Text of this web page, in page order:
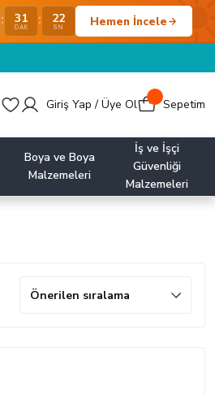
: 31
DAK : 21
SN Hemen İncele
Giriş Yap / Üye Ol Sepetim
Boya ve Boya
Malzemeleri
İş ve İşçi
Güvenliği
Malzemeleri